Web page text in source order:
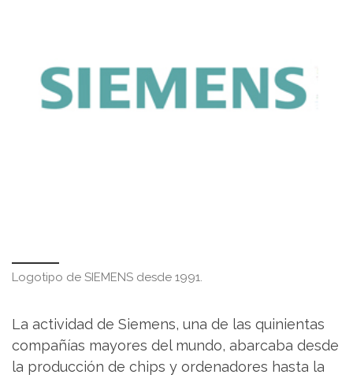
Logotipo de SIEMENS desde 1991.
La actividad de Siemens, una de las quinientas
compañías mayores del mundo, abarcaba desde
la producción de chips y ordenadores hasta la